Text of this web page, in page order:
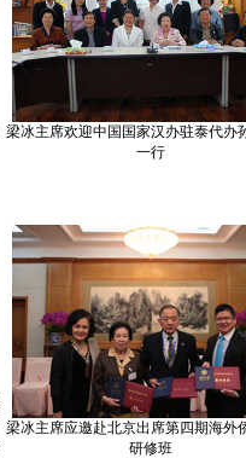
梁冰主席欢迎中国国家汉办驻泰代办
一行
梁冰主席应邀赴北京出席第四期海外
研修班